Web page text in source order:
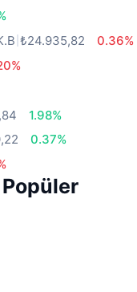
₺24.935,82
0.36%
1.98%
0.37%